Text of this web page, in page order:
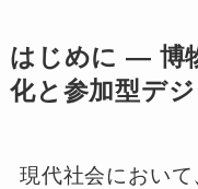
はじめに ― 博
化と参加型デ
現代社会におい